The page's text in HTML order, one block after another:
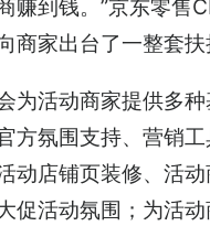
赚到钱。”京东零售
商家出台了一整套扶
为活动商家提供多
方氛围支持、营销
动店铺页装修、活
促活动氛围；为活